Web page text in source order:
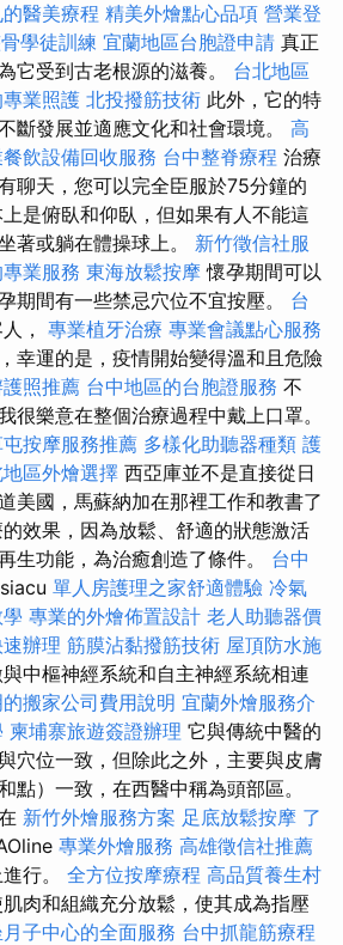
醫美療程 精美外燴點心品項 營業登
學徒訓練 宜蘭地區台胞證申請 真正
它受到古老根源的滋養。 台北地區
業照護 北投撥筋技術 此外，它的特
斷發展並適應文化和社會環境。 高
飲設備回收服務 台中整脊療程 治療
聊天，您可以完全臣服於75分鐘的
是俯臥和仰臥，但如果有人不能這
著或躺在體操球上。 新竹徵信社服
業服務 東海放鬆按摩懷孕期間可以
期間有一些禁忌穴位不宜按壓。 台
， 專業植牙治療 專業會議點心服務
幸運的是，疫情開始變得溫和且危險
照推薦 台中地區的台胞證服務 不
很樂意在整個治療過程中戴上口罩。
按摩服務推薦 多樣化助聽器種類 護
區外燴選擇 西亞庫並不是直接從日
美國，馬蘇納加在那裡工作和教書了
效果，因為放鬆、舒適的狀態激活
生功能，為治癒創造了條件。 台中
單人房護理之家舒適體驗 冷氣
專業的外燴佈置設計 老人助聽器價
辦理 筋膜沾黏撥筋技術 屋頂防水施
中樞神經系統和自主神經系統相連
搬家公司費用說明 宜蘭外燴服務介
柬埔寨旅遊簽證辦理 它與傳統中醫的
穴位一致，但除此之外，主要與皮膚
點）一致，在西醫中稱為頭部區。
新竹外燴服務方案 足底放鬆按摩 了
專業外燴服務 高雄徵信社推薦
行。 全方位按摩療程 高品質養生村
肉和組織充分放鬆，使其成為指壓
子中心的全面服務 台中抓龍筋療程